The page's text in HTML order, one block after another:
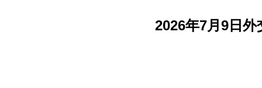
2026年7月9日